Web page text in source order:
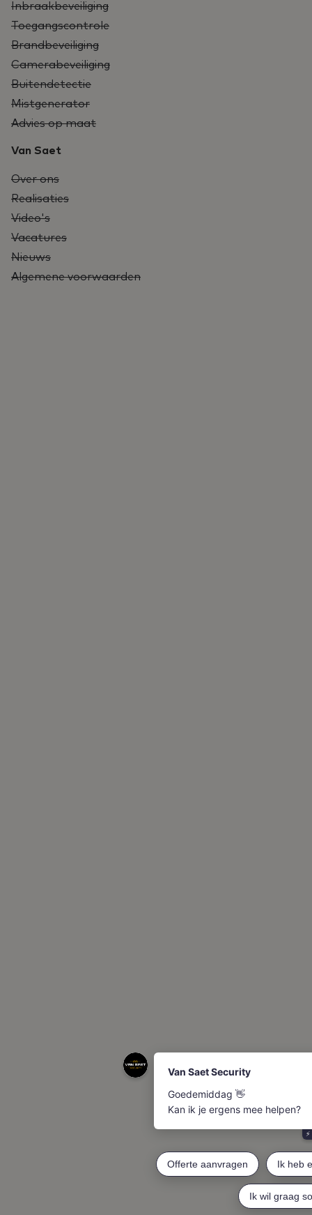
Inbraakbeveiliging
Toegangscontrole
Brandbeveiliging
Camerabeveiliging
Buitendetectie
Mistgenerator
Advies op maat
Van Saet
Over ons
Realisaties
Video's
Vacatures
Nieuws
Algemene voorwaarden